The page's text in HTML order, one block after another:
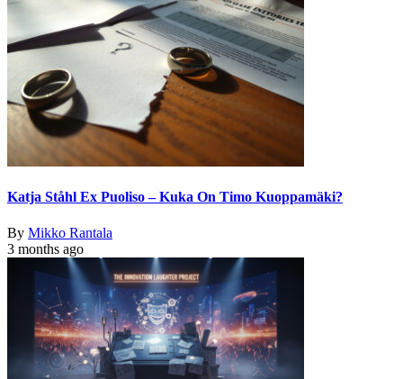
Katja Ståhl Ex Puoliso – Kuka On Timo Kuoppamäki?
By Mikko Rantala
3 months ago